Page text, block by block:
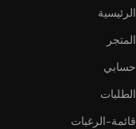
الرئيسية
المتجر
حسابي
الطلبات
قائمة-الرغبات